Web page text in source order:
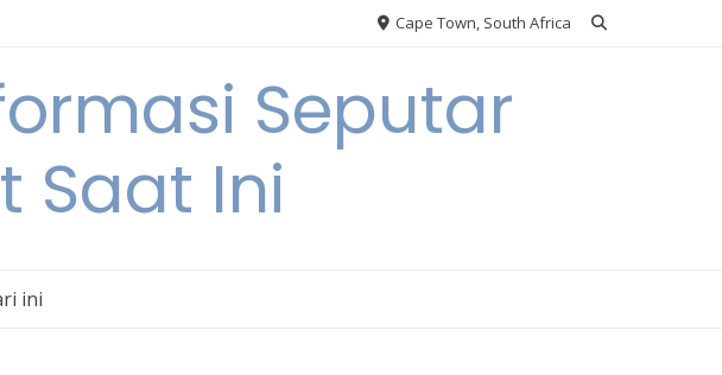
Cape Town, South Africa
Seputar
Saat Ini
ini